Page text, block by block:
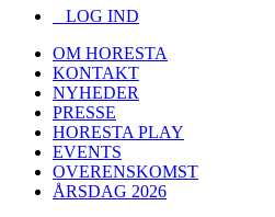
LOG IND
OM HORESTA
KONTAKT
NYHEDER
PRESSE
HORESTA PLAY
EVENTS
OVERENSKOMST
ÅRSDAG 2026